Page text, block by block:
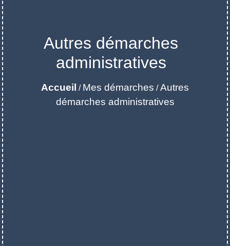
Autres démarches
administratives
Accueil / Mes démarches /Autres
démarches administratives